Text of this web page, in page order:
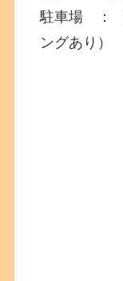
駐車場 ：
ングあり）